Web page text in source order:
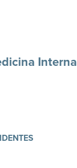
Interna